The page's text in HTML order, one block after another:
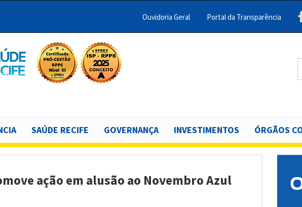
Menu
Ouvidoria Geral Portal da Transparência
Buscar
SAÚDE RECIFE GOVERNANÇA INVESTIMENTOS ÓRGÃOS
ação em alusão ao Novembro Azul